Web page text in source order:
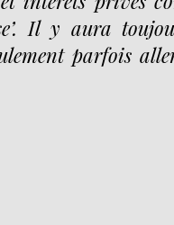
Il y aura
parfois